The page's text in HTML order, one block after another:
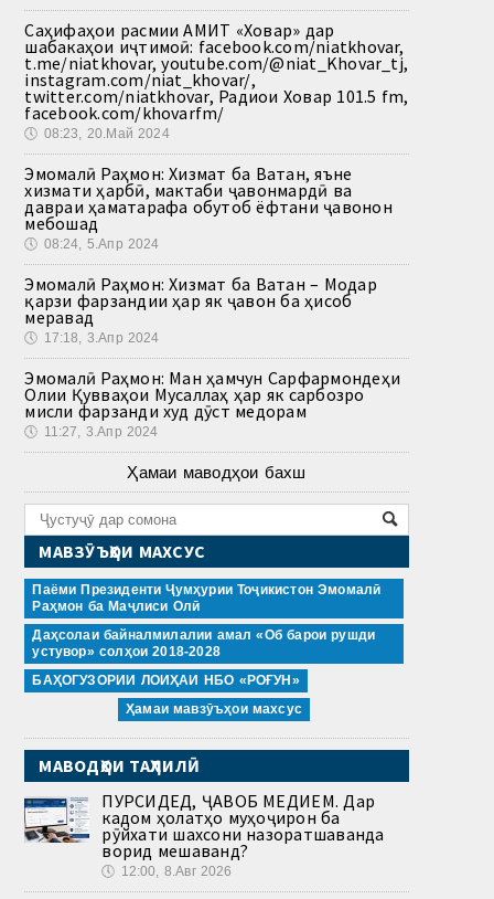
Саҳифаҳои расмии АМИТ «Ховар» дар
шабакаҳои иҷтимоӣ: facebook.com/niatkhovar,
t.me/niatkhovar, youtube.com/@niat_Khovar_tj,
instagram.com/niat_khovar/,
twitter.com/niatkhovar, Радиои Ховар 101.5 fm,
facebook.com/khovarfm/
🕔 08:23, 20.Май 2024
Эмомалӣ Раҳмон: Хизмат ба Ватан, яъне
хизмати ҳарбӣ, мактаби ҷавонмардӣ ва
давраи ҳаматарафа обутоб ёфтани ҷавонон
мебошад
🕔 08:24, 5.Апр 2024
Эмомалӣ Раҳмон: Хизмат ба Ватан – Модар
қарзи фарзандии ҳар як ҷавон ба ҳисоб
меравад
🕔 17:18, 3.Апр 2024
Эмомалӣ Раҳмон: Ман ҳамчун Сарфармондеҳи
Олии Қувваҳои Мусаллаҳ ҳар як сарбозро
мисли фарзанди худ дӯст медорам
🕔 11:27, 3.Апр 2024
Ҳамаи маводҳои бахш
МАВЗӮЪҲОИ МАХСУС
Паёми Президенти Ҷумҳурии Тоҷикистон Эмомалӣ
Раҳмон ба Маҷлиси Олӣ
Даҳсолаи байналмилалии амал «Об барои рушди
устувор» солҳои 2018-2028
БАҲОГУЗОРИИ ЛОИҲАИ НБО «РОҒУН»
Ҳамаи мавзӯъҳои махсус
МАВОДҲОИ ТАҲЛИЛӢ
ПУРСИДЕД, ҶАВОБ МЕДИҲЕМ. Дар
кадом ҳолатҳо муҳоҷирон ба
рӯйхати шахсони назоратшаванда
ворид мешаванд?
🕔 12:00, 8.Авг 2026